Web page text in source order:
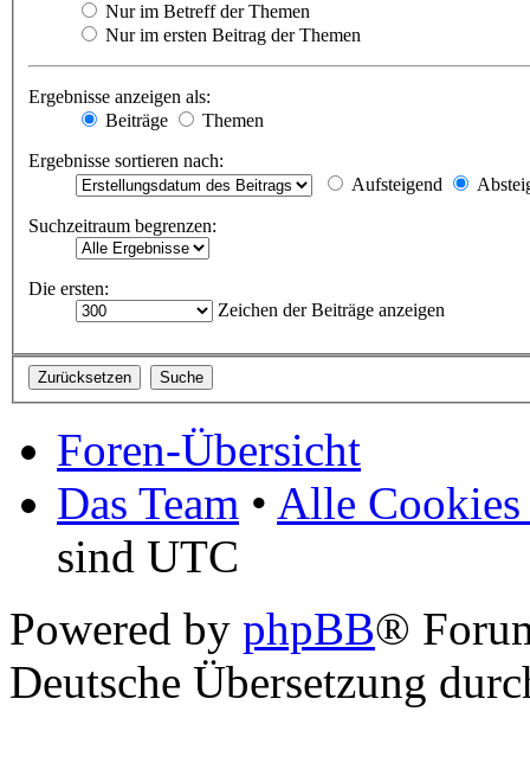
Nur im Betreff der Themen
Nur im ersten Beitrag der Themen
Ergebnisse anzeigen als:
Beiträge
Themen
Ergebnisse sortieren nach:
Aufsteigend
Suchzeitraum begrenzen:
Die ersten:
Zeichen der Beiträge anzeigen
Foren-Übersicht
Das Team • Alle Cookies
sind UTC
Powered by phpBB®
Deutsche Übersetzung